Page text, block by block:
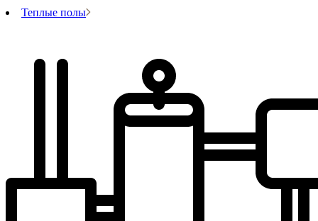
Теплые полы